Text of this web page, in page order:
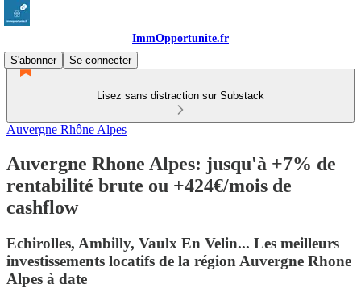
ImmOpportunite.fr
S'abonner
Se connecter
Lisez sans distraction sur Substack
Auvergne Rhône Alpes
Auvergne Rhone Alpes: jusqu'à +7% de
rentabilité brute ou +424€/mois de
cashflow
Echirolles, Ambilly, Vaulx En Velin... Les meilleurs
investissements locatifs de la région Auvergne Rhone
Alpes à date